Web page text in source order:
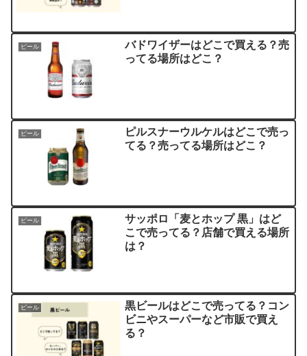
ビール
バドワイザーはどこで買える？売
ってる場所はどこ？
ビール
ピルスナーウルケルはどこで売っ
てる？売ってる場所はどこ？
ビール
サッポロ「麦とホップ 黒」はど
こで売ってる？店舗で買える場所
は？
ビール
黒ビールはどこで売ってる？コン
ビニやスーパーなど市販で買え
る？